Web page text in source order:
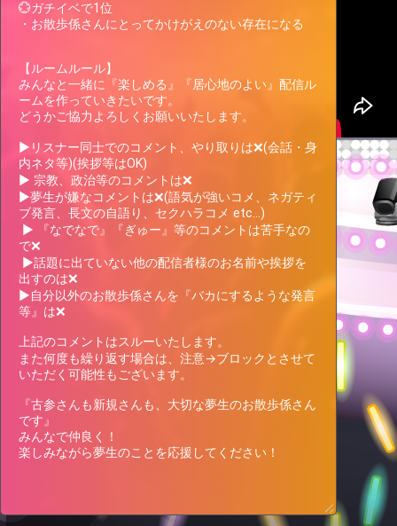
Current
Participating
Events
Events
Support
Gauge
Only 2 left to go.
【Silver〜Green限定】ガッツリすすれ！麺の
祭典で満腹WEEK Vol.8[Green1~Blue3]1
お星お種、お散歩係さん募集中📛 ひ
とりひとりの応援が力になっておりま
す。 ほんまにありがとうございま
す！
Expand text
👑 Current ranking & support pt TOP50
12Place
12,109pt
11Place
13Place
-1,243pt
🎁 Target Lv, Support pt, Benefits All 2Lv
Goals
💮ガチイベで1位
・お散歩係さんにとってかけがえのない存在になる
【ルームルール】
みんなと一緒に『楽しめる』『居心地のよい』配信ル
ームを作っていきたいです。
どうかご協力よろしくお願いいたします。
▶リスナー同士でのコメント、やり取りは❌(会話・身
内ネタ等)(挨拶等はOK)
▶ 宗教、政治等のコメントは❌
▶夢生が嫌なコメントは❌(語気が強いコメ、ネガティ
ブ発言、長文の自語り、セクハラコメ etc...)
で❌
出すのは❌
▶自分以外のお散歩係さんを『バカにするような発言
等』は❌
上記のコメントはスルーいたします。
また何度も繰り返す場合は、注意→ブロックとさせて
いただく可能性もございます。
『古参さんも新規さんも、大切な夢生のお散歩係さん
です』
みんなで仲良く！
楽しみながら夢生のことを応援してください！